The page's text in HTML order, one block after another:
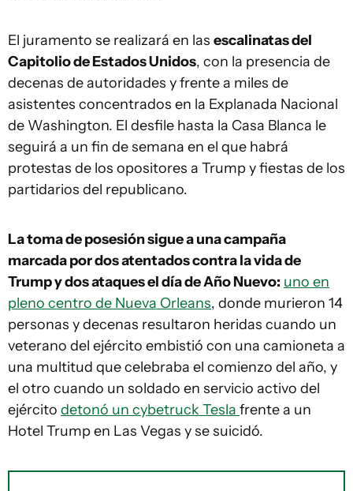
El juramento se realizará en las escalinatas del
Capitolio de Estados Unidos, con la presencia de
decenas de autoridades y frente a miles de
asistentes concentrados en la Explanada Nacional
de Washington. El desfile hasta la Casa Blanca le
seguirá a un fin de semana en el que habrá
protestas de los opositores a Trump y fiestas de los
partidarios del republicano.
La toma de posesión sigue a una campaña
marcada por dos atentados contra la vida de
Trump y dos ataques el día de Año Nuevo: uno en
pleno centro de Nueva Orleans, donde murieron 14
personas y decenas resultaron heridas cuando un
veterano del ejército embistió con una camioneta a
una multitud que celebraba el comienzo del año, y
el otro cuando un soldado en servicio activo del
ejército detonó un cybetruck Tesla frente a un
Hotel Trump en Las Vegas y se suicidó.